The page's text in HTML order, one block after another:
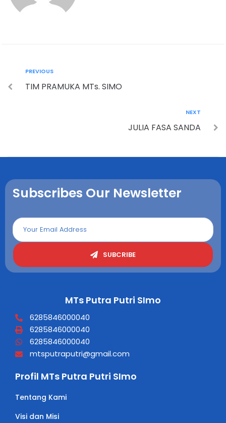
PREVIOUS
TIM PRAMUKA MTs. SIMO
NEXT
JULIA FASA SANDA
Subscribes Our Newsletter
SUBCRIBE
MTs Putra Putri SImo
6285846000040
6285846000040
6285846000040
mtsputraputri@gmail.com
Profil MTs Putra Putri SImo
Tentang Kami
Visi dan Misi